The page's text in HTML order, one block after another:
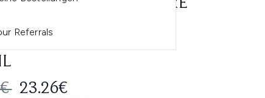
Referrals
PROFESSIONALS CARE
LIGHTWEIGHT
CONDITIONER
PREISEMPFEHLUNG:
AKTUELLER PREIS:
23.26€